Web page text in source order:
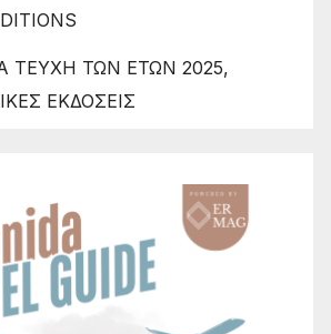
ΤΕΥΧΗ ΤΩΝ ΕΤΩΝ 2025,
ΕΚΔΟΣΕΙΣ